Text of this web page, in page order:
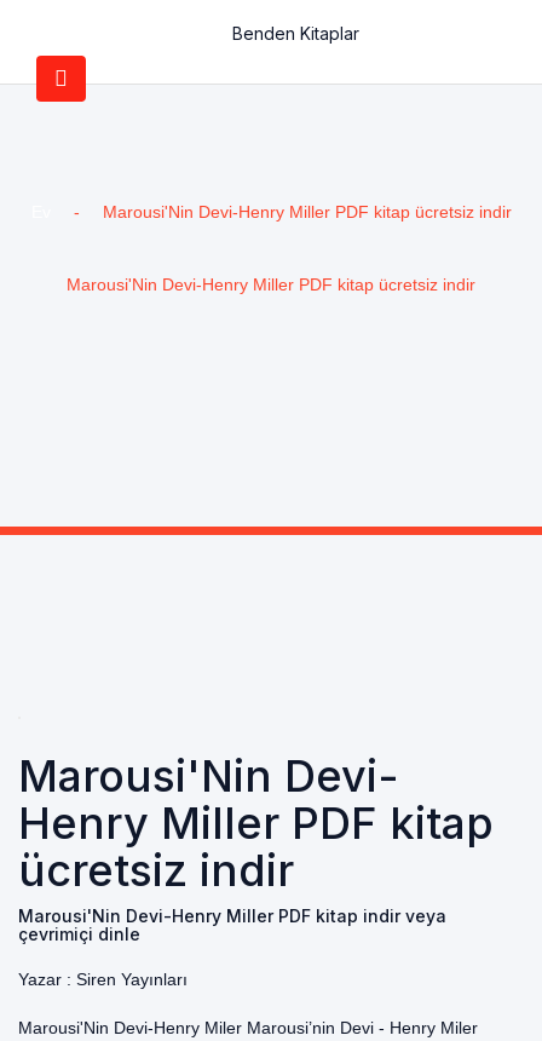
Benden Kitaplar
- Marousi'Nin Devi-Henry Miller PDF kitap ücretsiz indir
Marousi'Nin Devi-Henry Miller PDF kitap ücretsiz indir
Marousi'Nin Devi-
Henry Miller PDF kitap
ücretsiz indir
Marousi'Nin Devi-Henry Miller PDF kitap indir veya
çevrimiçi dinle
Yazar : Siren Yayınları
Marousi'Nin Devi-Henry Miler Marousi’nin Devi - Henry Miler